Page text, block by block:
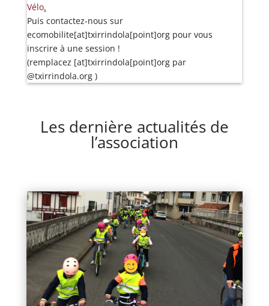
Vélo.
Puis contactez-nous sur
ecomobilite[at]txirrindola[point]org pour vous
inscrire à une session !
(remplacez [at]txirrindola[point]org par
@txirrindola.org )
Les dernière actualités de
l’association